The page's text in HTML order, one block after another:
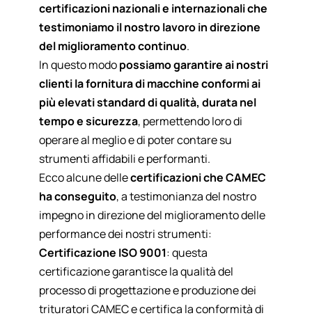
certificazioni nazionali e internazionali che
testimoniamo il nostro lavoro in direzione
del miglioramento continuo.
In questo modopossiamo garantire ai nostri
clienti la fornitura di macchine conformi ai
più elevati standard di qualità, durata nel
tempo e sicurezza, permettendo loro di
operare al meglio e di poter contare su
strumenti affidabili e performanti.
Ecco alcune dellecertificazioni che CAMEC
ha conseguito, a testimonianza del nostro
impegno in direzione del miglioramento delle
performance dei nostri strumenti:
Certificazione ISO 9001: questa
certificazione garantisce la qualità del
processo di progettazione e produzione dei
trituratori CAMEC e certifica la conformità di